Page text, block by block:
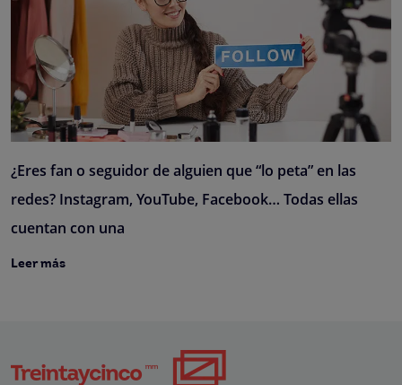
¿Eres fan o seguidor de alguien que “lo peta” en las
redes? Instagram, YouTube, Facebook… Todas ellas
cuentan con una
Leer más